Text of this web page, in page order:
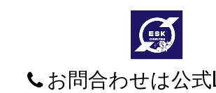
お問合わせは公式